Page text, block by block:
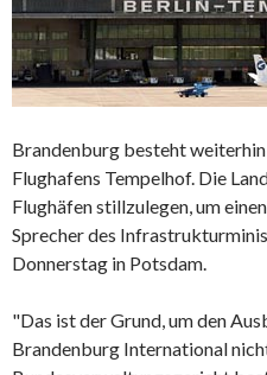
Brandenburg besteht
Flughafens Tempelhof. Die
Flughäfen stillzulegen, um
Sprecher des
Donnerstag in Potsdam.
"Das ist der Grund, um den
Brandenburg International